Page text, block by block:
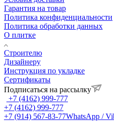
Гарантия на товар
Политика конфиденциальности
Политика обработки данных
О плитке
Строителю
Дизайнеру
Инструкция по укладке
Сертификаты
Подписаться на рассылку
+7 (4162) 999-777
+7 (4162) 999-777
+7 (914) 567-83-77WhatsApp /